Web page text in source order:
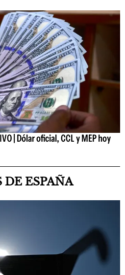
| Dólar oficial, CCL y MEP hoy
ESPAÑA